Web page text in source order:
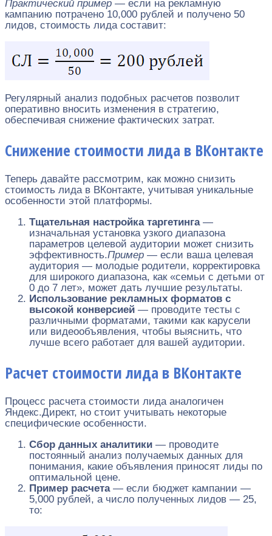
Практический пример — если на рекламную
кампанию потрачено 10,000 рублей и получено 50
лидов, стоимость лида составит:
Регулярный анализ подобных расчетов позволит
оперативно вносить изменения в стратегию,
обеспечивая снижение фактических затрат.
Снижение стоимости лида в ВКонтакте
Теперь давайте рассмотрим, как можно снизить
стоимость лида в ВКонтакте, учитывая уникальные
особенности этой платформы.
Тщательная настройка таргетинга—
изначальная установка узкого диапазона
параметров целевой аудитории может снизить
эффективность.Пример — если ваша целевая
аудитория — молодые родители, корректировка
для широкого диапазона, как «семьи с детьми от
0 до 7 лет», может дать лучшие результаты.
Использование рекламных форматов с
высокой конверсией — проводите тесты с
различными форматами, такими как карусели
или видеообъявления, чтобы выяснить, что
лучше всего работает для вашей аудитории.
Расчет стоимости лида в ВКонтакте
Процесс расчета стоимости лида аналогичен
Яндекс.Директ, но стоит учитывать некоторые
специфические особенности.
Сбор данных аналитики — проводите
постоянный анализ получаемых данных для
понимания, какие объявления приносят лиды по
оптимальной цене.
Пример расчета— если бюджет кампании —
5,000 рублей, а число полученных лидов — 25,
то: